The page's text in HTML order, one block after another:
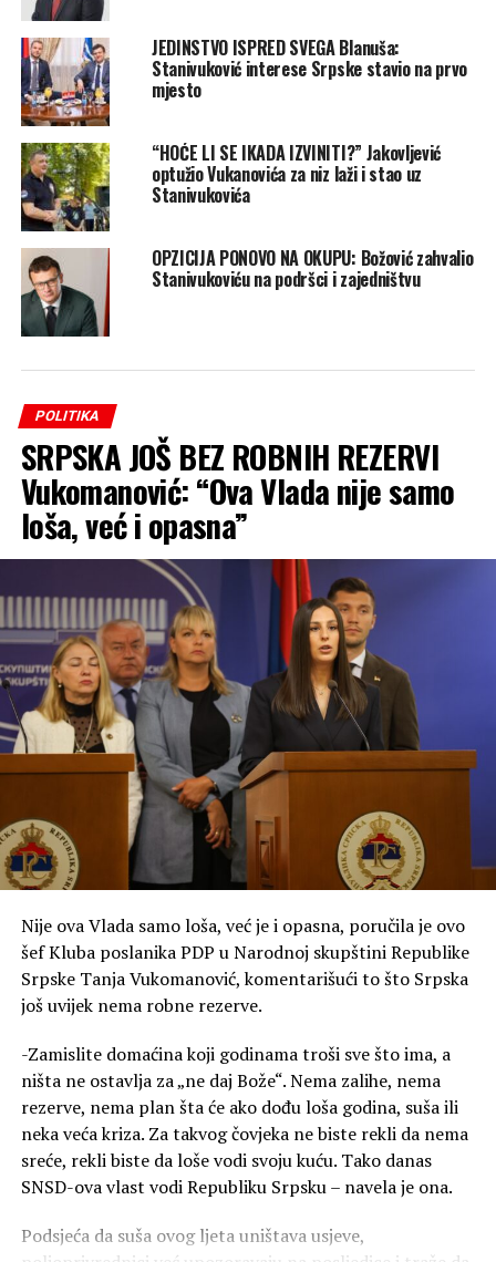
JEDINSTVO ISPRED SVEGA Blanuša:
Stanivuković interese Srpske stavio na prvo
mjesto
“HOĆE LI SE IKADA IZVINITI?” Jakovljević
optužio Vukanovića za niz laži i stao uz
Stanivukovića
OPZICIJA PONOVO NA OKUPU: Božović zahvalio
Stanivukoviću na podršci i zajedništvu
POLITIKA
SRPSKA JOŠ BEZ ROBNIH REZERVI
Vukomanović: “Ova Vlada nije samo
loša, već i opasna”
Nije ova Vlada samo loša, već je i opasna, poručila je ovo
šef Kluba poslanika PDP u Narodnoj skupštini Republike
Srpske Tanja Vukomanović, komentarišući to što Srpska
još uvijek nema robne rezerve.
-Zamislite domaćina koji godinama troši sve što ima, a
ništa ne ostavlja za „ne daj Bože“. Nema zalihe, nema
rezerve, nema plan šta će ako dođu loša godina, suša ili
neka veća kriza. Za takvog čovjeka ne biste rekli da nema
sreće, rekli biste da loše vodi svoju kuću. Tako danas
SNSD-ova vlast vodi Republiku Srpsku – navela je ona.
Podsjeća da suša ovog ljeta uništava usjeve,